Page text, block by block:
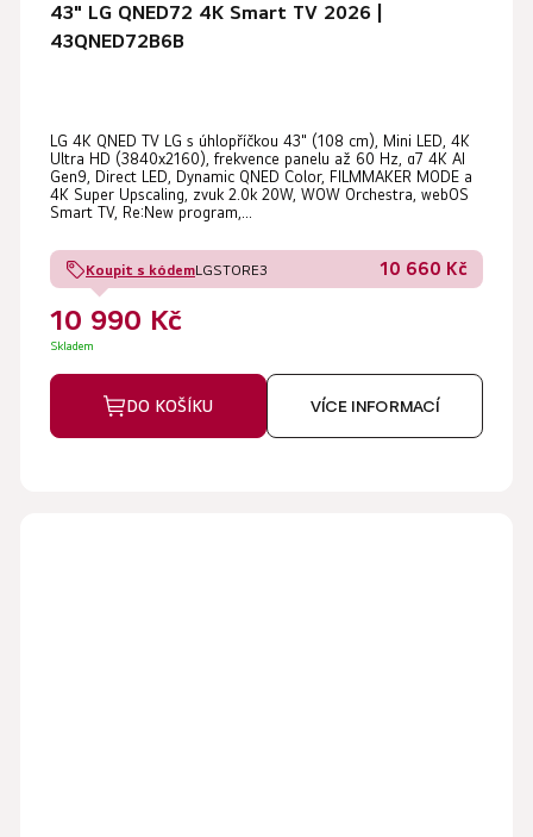
43" LG QNED72 4K Smart TV 2026 |
43QNED72B6B
LG 4K QNED TV LG s úhlopříčkou 43" (108 cm), Mini LED, 4K
Ultra HD (3840x2160), frekvence panelu až 60 Hz, α7 4K AI
Gen9, Direct LED, Dynamic QNED Color, FILMMAKER MODE a
4K Super Upscaling, zvuk 2.0k 20W, WOW Orchestra, webOS
Smart TV, Re:New program,...
Koupit s kódemLGSTORE3 10 660 Kč
10 990 Kč
Skladem
DO KOŠÍKU VÍCE INFORMACÍ